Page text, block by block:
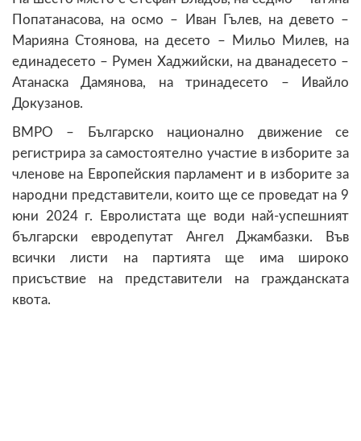
Попатанасова, на осмо – Иван Гълев, на девето –
Марияна Стоянова, на десето – Мильо Милев, на
единадесето – Румен Хаджийски, на дванадесето –
Атанаска Дамянова, на тринадесето – Ивайло
Докузанов.
ВМРО – Българско национално движение се
регистрира за самостоятелно участие в изборите за
членове на Европейския парламент и в изборите за
народни представители, които ще се проведат на 9
юни 2024 г. Евролистата ще води най-успешният
български евродепутат Ангел Джамбазки. Във
всички листи на партията ще има широко
присъствие на представители на гражданската
квота.